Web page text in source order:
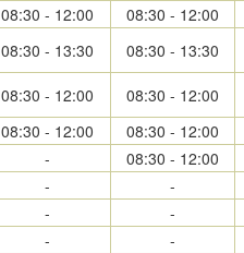
08:30 - 12:00 08:30 - 12:00
08:30 - 13:30 08:30 - 13:30
08:30 - 12:00 08:30 - 12:00
08:30 - 12:00 08:30 - 12:00
- 08:30 - 12:00
- -
- -
- -